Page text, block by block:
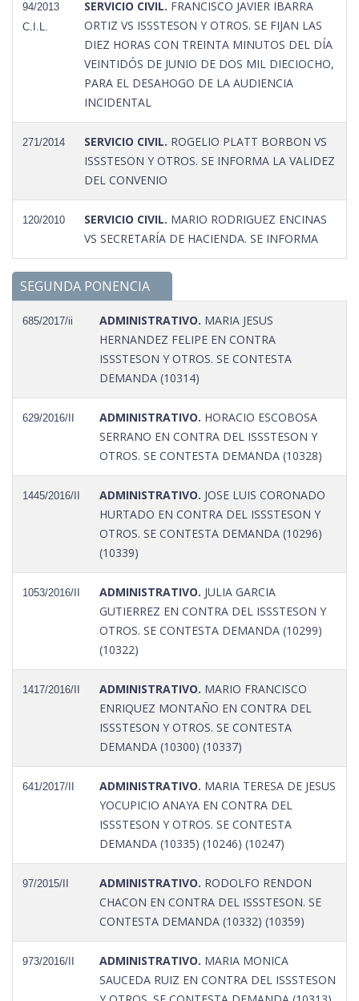
94/2013
C.I.L.
SERVICIO CIVIL. FRANCISCO JAVIER IBARRA
ORTIZ VS ISSSTESON Y OTROS. SE FIJAN LAS
DIEZ HORAS CON TREINTA MINUTOS DEL DÍA
VEINTIDÓS DE JUNIO DE DOS MIL DIECIOCHO,
PARA EL DESAHOGO DE LA AUDIENCIA
INCIDENTAL
271/2014 SERVICIO CIVIL. ROGELIO PLATT BORBON VS
ISSSTESON Y OTROS. SE INFORMA LA VALIDEZ
DEL CONVENIO
120/2010 SERVICIO CIVIL. MARIO RODRIGUEZ ENCINAS
VS SECRETARÍA DE HACIENDA. SE INFORMA
SEGUNDA PONENCIA
685/2017/ii ADMINISTRATIVO. MARIA JESUS
HERNANDEZ FELIPE EN CONTRA
ISSSTESON Y OTROS. SE CONTESTA
DEMANDA (10314)
629/2016/II ADMINISTRATIVO. HORACIO ESCOBOSA
SERRANO EN CONTRA DEL ISSSTESON Y
OTROS. SE CONTESTA DEMANDA (10328)
1445/2016/II ADMINISTRATIVO. JOSE LUIS CORONADO
HURTADO EN CONTRA DEL ISSSTESON Y
OTROS. SE CONTESTA DEMANDA (10296)
(10339)
1053/2016/II ADMINISTRATIVO. JULIA GARCIA
GUTIERREZ EN CONTRA DEL ISSSTESON Y
OTROS. SE CONTESTA DEMANDA (10299)
(10322)
1417/2016/II ADMINISTRATIVO. MARIO FRANCISCO
ENRIQUEZ MONTAÑO EN CONTRA DEL
ISSSTESON Y OTROS. SE CONTESTA
DEMANDA (10300) (10337)
641/2017/II ADMINISTRATIVO. MARIA TERESA DE JESUS
YOCUPICIO ANAYA EN CONTRA DEL
ISSSTESON Y OTROS. SE CONTESTA
DEMANDA (10335) (10246) (10247)
97/2015/II ADMINISTRATIVO. RODOLFO RENDON
CHACON EN CONTRA DEL ISSSTESON. SE
CONTESTA DEMANDA (10332) (10359)
973/2016/II ADMINISTRATIVO. MARIA MONICA
SAUCEDA RUIZ EN CONTRA DEL ISSSTESON